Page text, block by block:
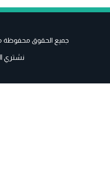
جميع الحقوق محفوظة
نشتري